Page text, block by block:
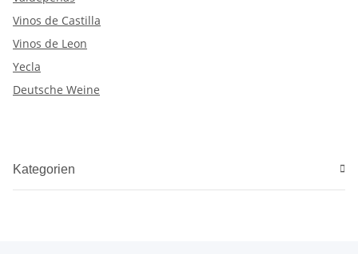
Vinos de Castilla
Vinos de Leon
Yecla
Deutsche Weine
Kategorien